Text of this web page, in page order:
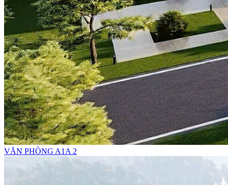
VĂN PHÒNG A1A 2